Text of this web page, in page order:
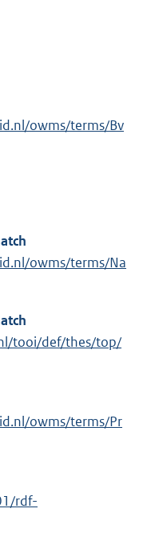
owms/terms/Bv
owms/terms/Na
tooi/def/thes/top/
owms/terms/Pr
rdf-